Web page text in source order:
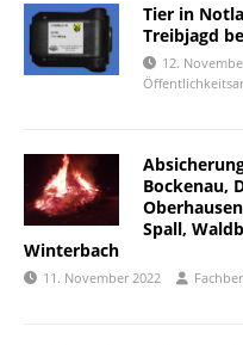
Tier in
Treibjagd
12.
Bockenau,
Spall,
Winterbach
11. November 2022